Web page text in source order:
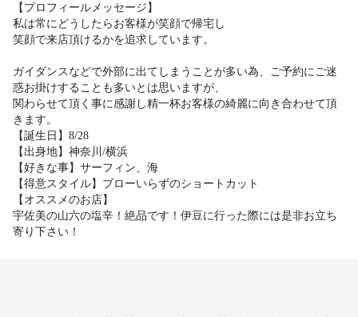
【プロフィールメッセージ】
私は常にどうしたらお客様が笑顔で帰宅し
笑顔で来店頂けるかを追求しています。
ガイダンスなどで外部に出てしまうことが多い為、ご予約にご迷
惑お掛けすることも多いとは思いますが、
関わらせて頂く事に感謝し精一杯お客様の綺麗に向き合わせて頂
きます。
【誕生日】8/28
【出身地】神奈川/横浜
【好きな事】サーフィン、海
【得意スタイル】ブローいらずのショートカット
【オススメのお店】
宇佐美の山六の塩辛！絶品です！伊豆に行った際には是非お立ち
寄り下さい！